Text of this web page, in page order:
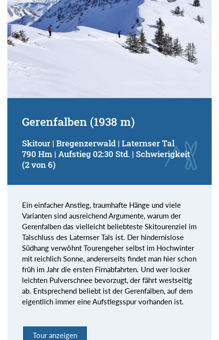
Gerenfalben (1938 m)
Skitour | Bregenzerwald | Laternser Tal
790 Hm | Aufstieg 02:30 Std. | Schwierigkeit
(2 von 6)
Ein einfacher Anstieg, traumhafte Hänge und viele
Varianten sind ausreichend Argumente, warum der
Gerenfalben das vielleicht beliebteste Skitourenziel im
Talschluss des Laternser Tals ist. Der hindernislose
Südhang verwöhnt Tourengeher selbst im Hochwinter
mit reichlich Sonne, andererseits findet man hier schon
früh im Jahr die ersten Firnabfahrten. Und wer locker
leichten Pulverschnee bevorzugt, der fährt westseitig
ab. Entsprechend beliebt ist der Gerenfalben, auf dem
eigentlich immer eine Aufstiegsspur vorhanden ist.
Tour anzeigen